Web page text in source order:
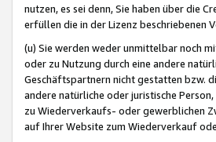
nutzen, es sei denn, Sie haben über die
erfüllen die in der Lizenz beschriebenen
(u) Sie werden weder unmittelbar noch
oder zu Nutzung durch eine andere
Geschäftspartnern nicht gestatten bzw.
andere natürliche oder juristische
zu Wiederverkaufs- oder gewerblichen
auf Ihrer Website zum Wiederverkauf